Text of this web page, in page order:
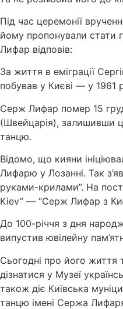
Під час церемонії
йому пропонували стати
Лифар відповів:
За життя в еміграції
побував у Києві — у 1961
Серж Лифар помер 15
(Швейцарія), залишивши
танцю.
Відомо, що кияни
Лифарю у Лозанні. Так
руками-крилами”. На
Kiev” — “Серж Лифар з
До 100-річчя з дня
випустив ювілейну
Сьогодні про його життя
дізнатися у Музеї
також діє Київська
танцю імені Сержа